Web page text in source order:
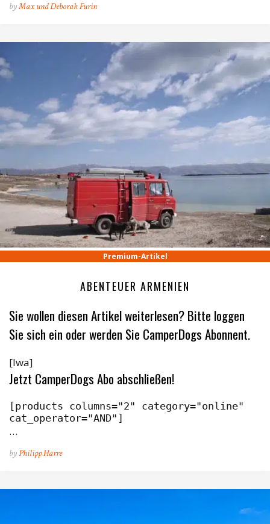
byMax und Deborah Furin
Premium-Artikel
ABENTEUER ARMENIEN
Sie wollen diesen Artikel weiterlesen? Bitte loggen
Sie sich ein oder werden Sie CamperDogs Abonnent.
[lwa]
Jetzt CamperDogs Abo abschließen!
[products columns="2" category="online"
cat_operator="AND"]
…
byPhilipp Harre